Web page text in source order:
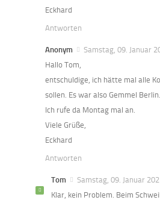
Eckhard
Antworten
Anonym
Samstag, 09. Januar
Hallo Tom,
entschuldige, ich hätte mal alle
sollen. Es war also Gemmel Berlin.
Ich rufe da Montag mal an.
Viele Grüße,
Eckhard
Antworten
Tom
Samstag, 09. Januar
Klar, kein Problem. Beim